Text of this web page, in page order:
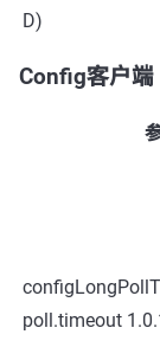
D)
Config客户端
poll.timeout